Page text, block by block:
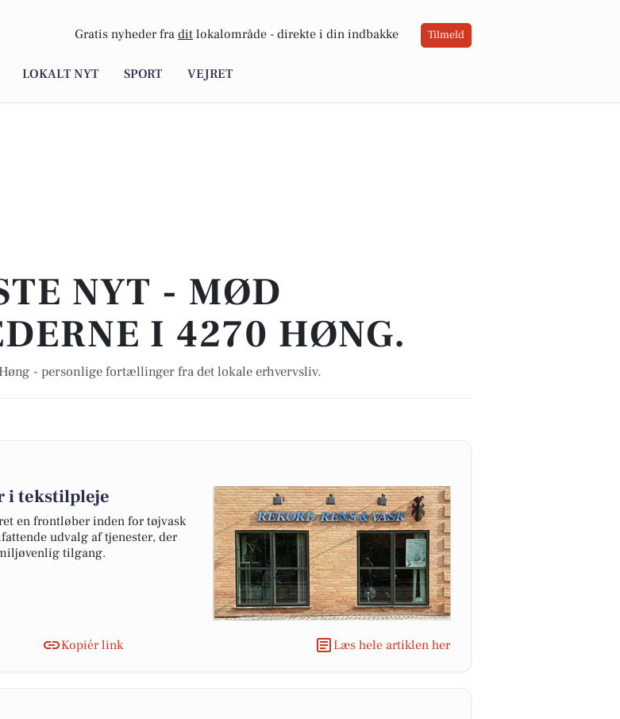
Gratis nyheder fra dit lokalområde - direkte i din indbakke Tilmeld
LOKALT NYT SPORT VEJRET
NYT - MØD
I 4270 HØNG.
- personlige fortællinger fra det lokale erhvervsliv.
i tekstilpleje
en frontløber inden for tøjvask
udvalg af tjenester, der
tilgang.
Kopiér link Læs hele artiklen her